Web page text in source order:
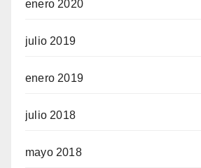
enero 2020
julio 2019
enero 2019
julio 2018
mayo 2018